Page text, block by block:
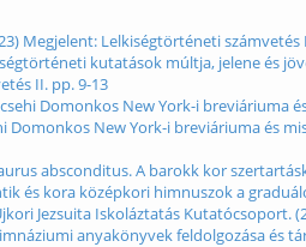
Megjelent: Lelkiségtörténeti számvetés
kutatások múltja, jelene és
II. pp. 9-13
Domonkos New York-i breviáriuma
Domonkos New York-i breviáriuma és
absconditus. A barokk kor
és kora középkori himnuszok a
Jezsuita Iskoláztatás Kutatócsoport.
anyakönyvek feldolgozása és